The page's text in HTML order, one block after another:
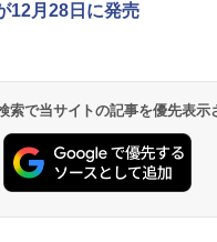
12月28日に発売
索で当サイトの記事を優先表示